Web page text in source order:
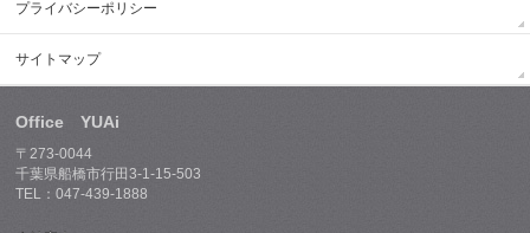
プライバシーポリシー
サイトマップ
Office YUAi
〒273-0044
千葉県船橋市行田3-1-15-503
TEL：047-439-1888